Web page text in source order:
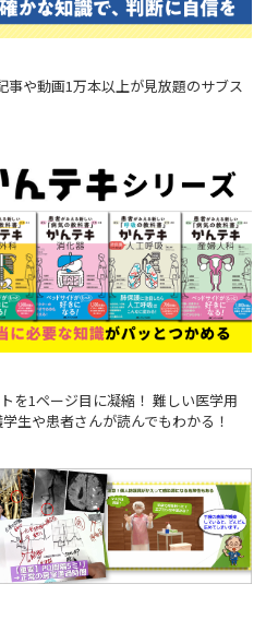
事や動画1万本以上が見放題のサブス
を1ページ目に凝縮！ 難しい医学用
生や患者さんが読んでもわかる！